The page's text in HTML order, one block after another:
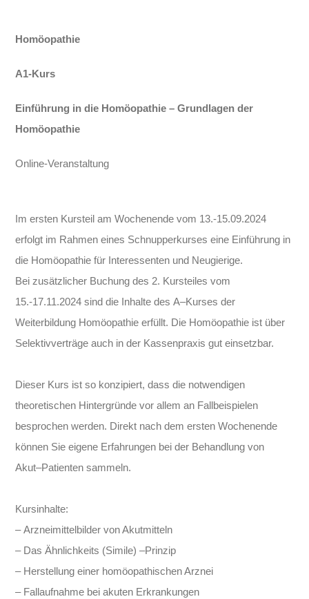
Homöopathie
A1-Kurs
Einführung in die Homöopathie –Grundlagen der
Homöopathie
Online-Veranstaltung
Im ersten Kursteil am Wochenende vom 13.-15.09.2024
erfolgt im Rahmen eines Schnupperkurses eine Einführung in
die Homöopathie für Interessenten und Neugierige.
Bei zusätzlicher Buchung des 2. Kursteiles vom
15.-17.11.2024sind die Inhalte des A–Kurses der
Weiterbildung Homöopathie erfüllt. Die Homöopathie ist über
Selektivverträge auch in der Kassenpraxis gut einsetzbar.
Dieser Kurs ist so konzipiert, dass die notwendigen
theoretischen Hintergründevor alleman Fallbeispielen
besprochen werden. Direkt nach demersten Wochenende
können Sie eigene Erfahrungen bei der Behandlungvon
Akut–Patienten sammeln.
Kursinhalte:
– Arzneimittelbilder von Akutmitteln
– Das Ähnlichkeits (Simile)–Prinzip
– Herstellung einer homöopathischen Arznei
– Fallaufnahme bei akuten Erkrankungen